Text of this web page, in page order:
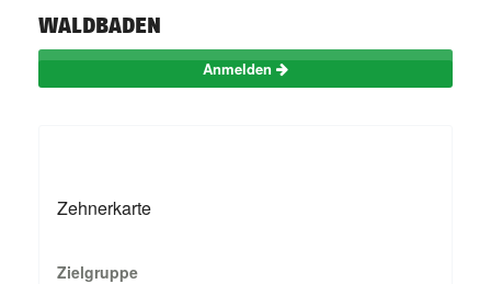
WALDBADEN
Anmelden
Zehnerkarte
Zielgruppe